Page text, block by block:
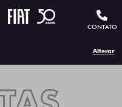
CONTATO
Alterar